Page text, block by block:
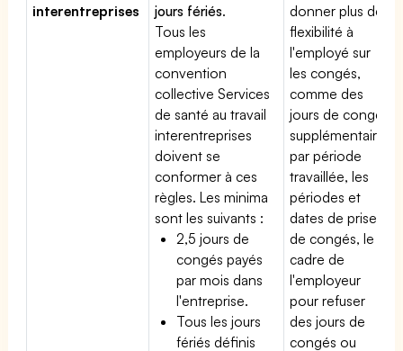
interentreprises
jours fériés.
Tous les
employeurs de la
convention
collective Services
de santé au travail
interentreprises
doivent se
conformer à ces
règles. Les minima
sont les suivants :
2,5 jours de
congés payés
par mois dans
l'entreprise.
Tous les jours
fériés définis
donner plus de
flexibilité à
l'employé sur
les congés,
comme des
jours de congé
supplémentaires
par période
travaillée, les
périodes et
dates de prise
de congés, le
cadre de
l'employeur
pour refuser
des jours de
congés ou